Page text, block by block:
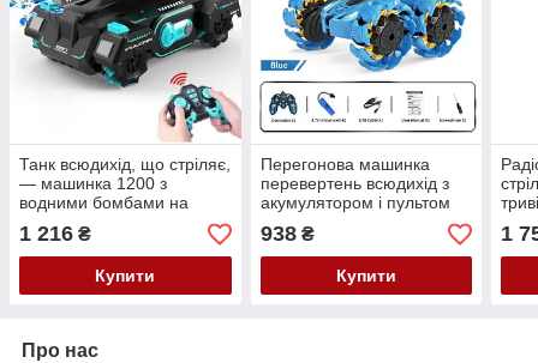
Танк всюдихід, що стріляє,
— машинка 1200 з
водними бомбами на
орбізах з акумулятором
1 216 ₴
Купити
Перегонова машинка
перевертень всюдихід з
акумулятором і пультом
керування
938₴
Купити
1
Про нас